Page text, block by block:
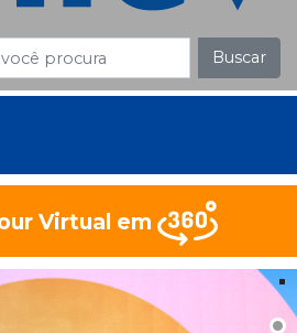
Buscar
Virtual em